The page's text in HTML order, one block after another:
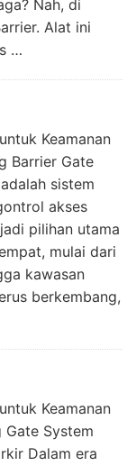
Nah, di
Alat ini
…
Keamanan
Barrier Gate
sistem
akses
pilihan utama
mulai dari
kawasan
berkembang,
Keamanan
Gate System
Dalam era